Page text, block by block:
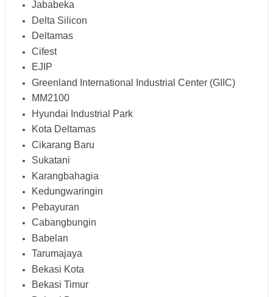
Jababeka
Delta Silicon
Deltamas
Cifest
EJIP
Greenland International Industrial Center (GIIC)
MM2100
Hyundai Industrial Park
Kota Deltamas
Cikarang Baru
Sukatani
Karangbahagia
Kedungwaringin
Pebayuran
Cabangbungin
Babelan
Tarumajaya
Bekasi Kota
Bekasi Timur